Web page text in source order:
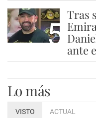
5
Tras
ante
Lo más
VISTO ACTUAL